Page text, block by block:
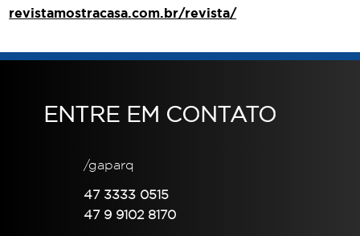
revistamostracasa.com.br/revista/
ENTRE EM CONTATO
/gaparq
47 3333 0515
47 9 9102 8170